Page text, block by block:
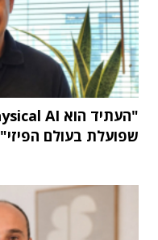
שפועלת בעולם הפיזי"